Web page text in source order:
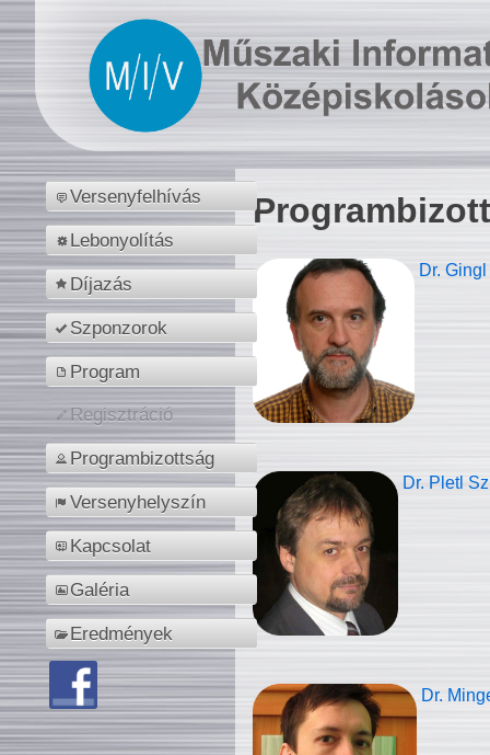
Versenyfelhívás
Lebonyolítás
Díjazás
Szponzorok
Program
Regisztráció
Programbizottság
Versenyhelyszín
Kapcsolat
Galéria
Eredmények
Dr.
Dr. Pletl
Dr.